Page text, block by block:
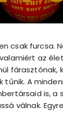
csak furcsa.
az
fárasztónak,
A
is, a
válnak.